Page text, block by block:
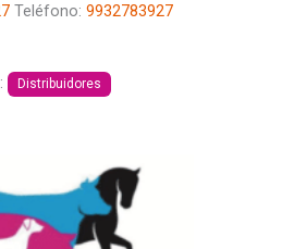
Teléfono: 9932783927
Distribuidores